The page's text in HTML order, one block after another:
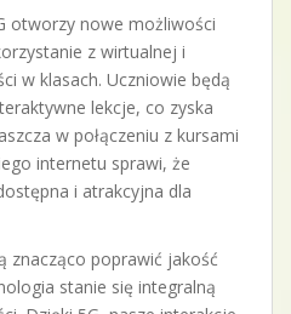
otworzy nowe możliwości
z wirtualnej i
w klasach. Uczniowie będą
lekcje, co zyska
w połączeniu z kursami
internetu sprawi, że
i atrakcyjna dla
znacząco poprawić jakość
stanie się integralną